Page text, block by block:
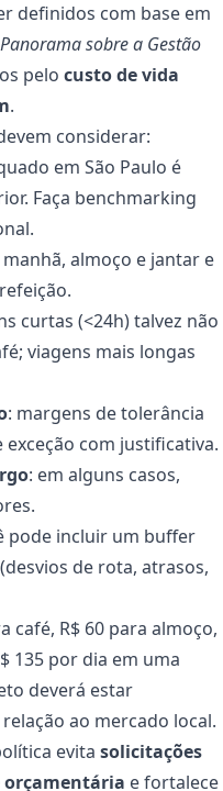
definidos com base em
Panorama sobre a Gestão
pelo custo de vida
.
considerar:
em São Paulo é
Faça benchmarking
almoço e jantar e
curtas (<24h) talvez não
viagens mais longas
: margens de tolerância
exceção com justificativa.
: em alguns casos,
pode incluir um buffer
de rota, atrasos,
café, R$ 60 para almoço,
135 por dia em uma
deverá estar
ao mercado local.
evita solicitações
e fortalece